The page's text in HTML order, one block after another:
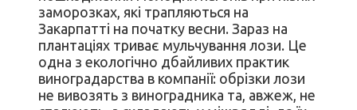
заморозках, які трапляються на
Закарпатті на початку весни. Зараз на
плантаціях триває мульчування лози. Це
одна з екологічно дбайливих практик
виноградарства в компанії: обрізки лози
не вивозять з виноградника та, авжеж, не